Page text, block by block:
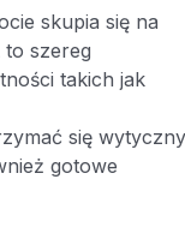
skupia się na
szereg
takich jak
się
gotowe